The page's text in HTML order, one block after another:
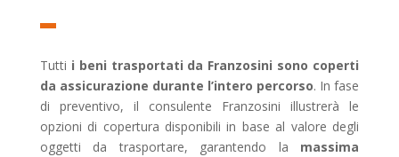
Tutti i beni trasportati da Franzosini sono coperti
da assicurazione durante l’intero percorso. In fase
di preventivo, il consulente Franzosini illustrerà le
opzioni di copertura disponibili in base al valore degli
oggetti da trasportare, garantendo la massima